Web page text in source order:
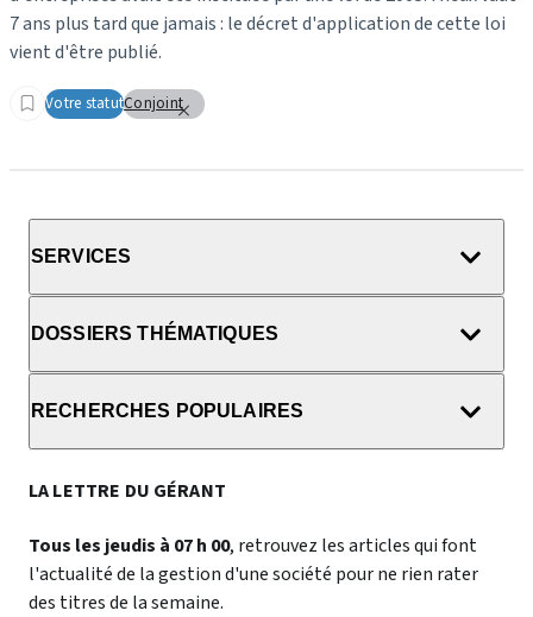
7 ans plus tard que jamais : le décret d'application de cette loi
vient d'être publié.
Votre statutConjoint
SERVICES
DOSSIERS THÉMATIQUES
RECHERCHES POPULAIRES
LA LETTRE DU GÉRANT
Tous les jeudis à 07 h 00, retrouvez les articles qui font
l'actualité de la gestion d'une société pour ne rien rater
des titres de la semaine.